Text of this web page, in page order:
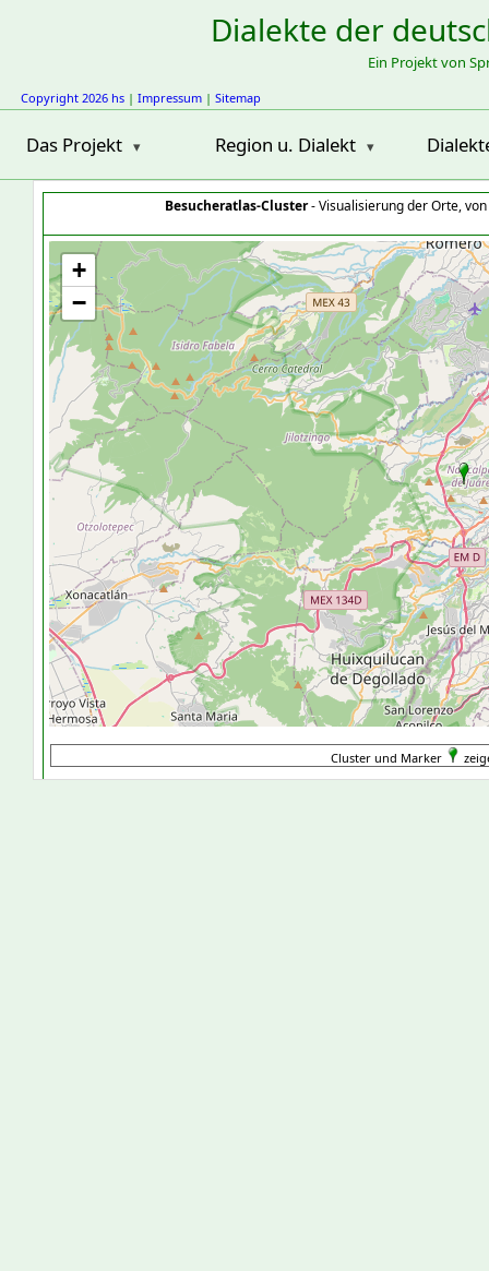
Dialekte der
Ein Projekt von
Copyright 2026 hs | Impressum | Sitemap
Das Projekt Region u. Dialekt
Besucheratlas-Cluster- Visualisierung der Orte,
+
−
Cluster und Marker